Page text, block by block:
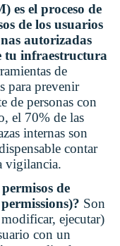
es el proceso de
de los usuarios
autorizadas
tu infraestructura
de
para prevenir
de personas con
el 70% de las
internas son
contar
vigilancia.
de
Son
ejecutar)
con un